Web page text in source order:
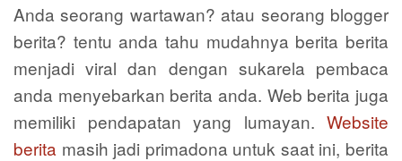
Anda seorang wartawan? atau seorang blogger
berita? tentu anda tahu mudahnya berita berita
menjadi viral dan dengan sukarela pembaca
anda menyebarkan berita anda. Web berita juga
memiliki pendapatan yang lumayan. Website
berita masih jadi primadona untuk saat ini, berita